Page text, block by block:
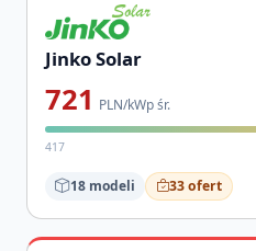
Jinko Solar
721 PLN/kWp śr.
417
18 modeli 33 ofert